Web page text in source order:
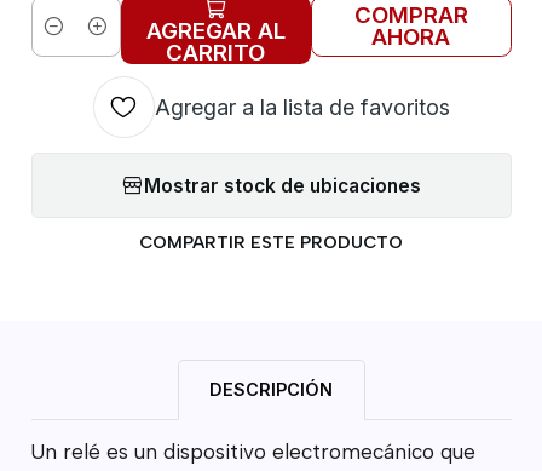
Cantidad AGREGAR AL
CARRITO
COMPRAR
AHORA
Agregar a la lista de favoritos
Mostrar stock de ubicaciones
COMPARTIR ESTE PRODUCTO
DESCRIPCIÓN
Un relé es un dispositivo electromecánico que